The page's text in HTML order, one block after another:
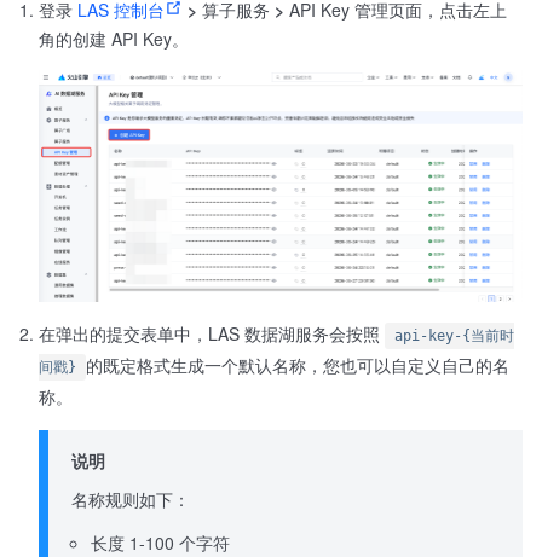
登录 LAS 控制台 > 算子服务 > API Key 管理页面，点击左上
角的创建 API Key。
在弹出的提交表单中，LAS 数据湖服务会按照
api-key-{当前时
间戳}
的既定格式生成一个默认名称，您也可以自定义自己的名
称。
说明
名称规则如下：
长度 1-100 个字符